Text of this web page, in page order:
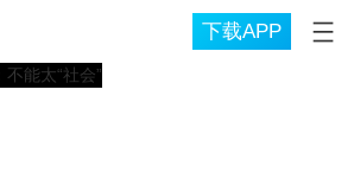
下载APP